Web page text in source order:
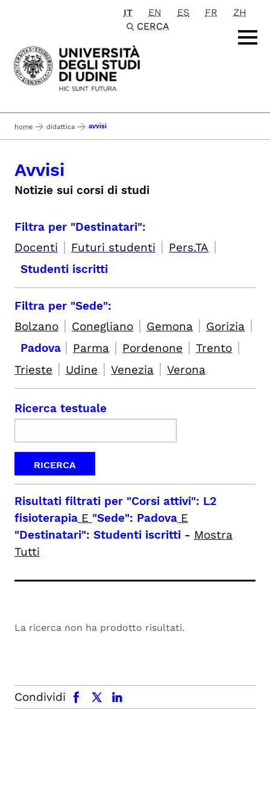
Passa al contenuto principale
IT EN ES FR
ZH
CERCA
home didattica avvisi
Avvisi
Notizie sui corsi di studi
Filtra per "Destinatari":
Docenti | Futuri studenti | Pers.TA |
Studenti iscritti
Filtra per "Sede":
Bolzano | Conegliano | Gemona | Gorizia |
Padova | Parma | Pordenone | Trento |
Trieste | Udine | Venezia | Verona
Ricerca testuale
Risultati filtrati per "Corsi attivi": L2
fisioterapia E "Sede": Padova E
"Destinatari": Studenti iscritti - Mostra
Tutti
La ricerca non ha prodotto risultati.
Condividi
facebook x.com linkedin